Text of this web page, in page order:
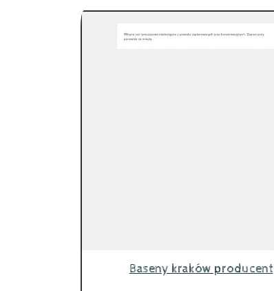
Baseny kraków producent